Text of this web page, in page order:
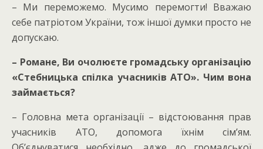
– Ми переможемо. Мусимо перемогти! Вважаю
себе патріотом України, тож іншої думки просто не
допускаю.
– Романе, Ви очолюєте громадську організацію
«Стебницька спілка учасників АТО». Чим вона
займається?
– Головна мета організації – відстоювання прав
учасників АТО, допомога їхнім сім’ям.